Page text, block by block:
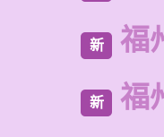
新 福
新 福